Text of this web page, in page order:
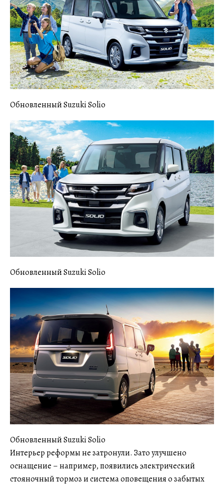
Обновленный Suzuki Solio
Обновленный Suzuki Solio
Обновленный Suzuki Solio
Интерьер реформы не затронули. Зато улучшено
оснащение – например, появились электрический
стояночный тормоз и система оповещения о забытых